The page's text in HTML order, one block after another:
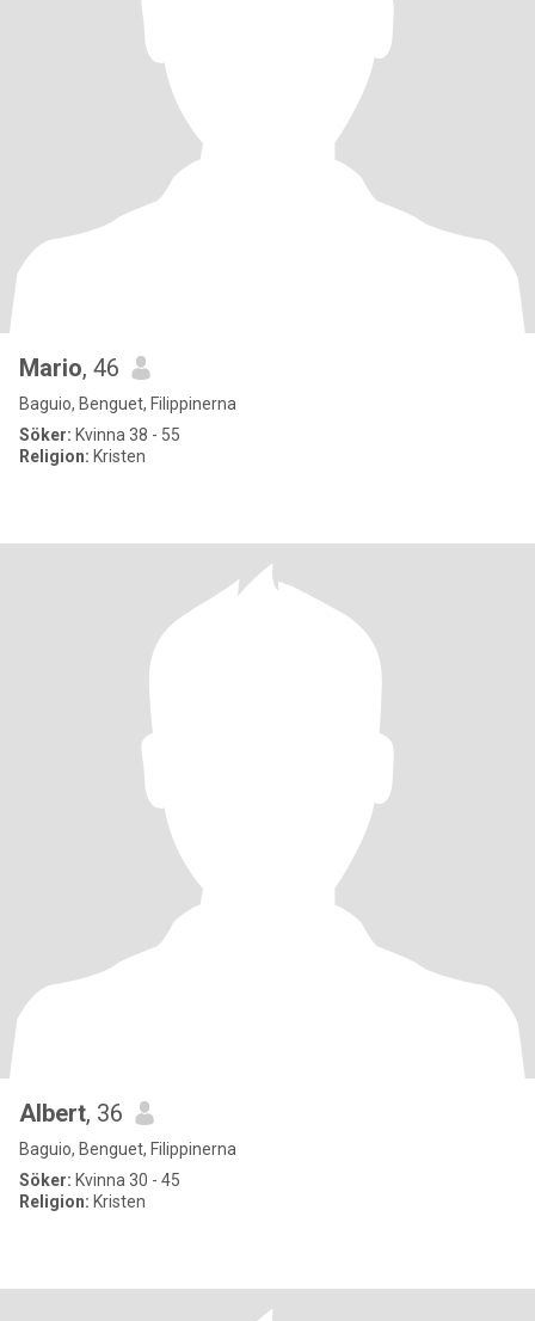
Mario, 46
Baguio, Benguet, Filippinerna
Söker: Kvinna 38 - 55
Religion: Kristen
Albert, 36
Baguio, Benguet, Filippinerna
Söker: Kvinna 30 - 45
Religion: Kristen